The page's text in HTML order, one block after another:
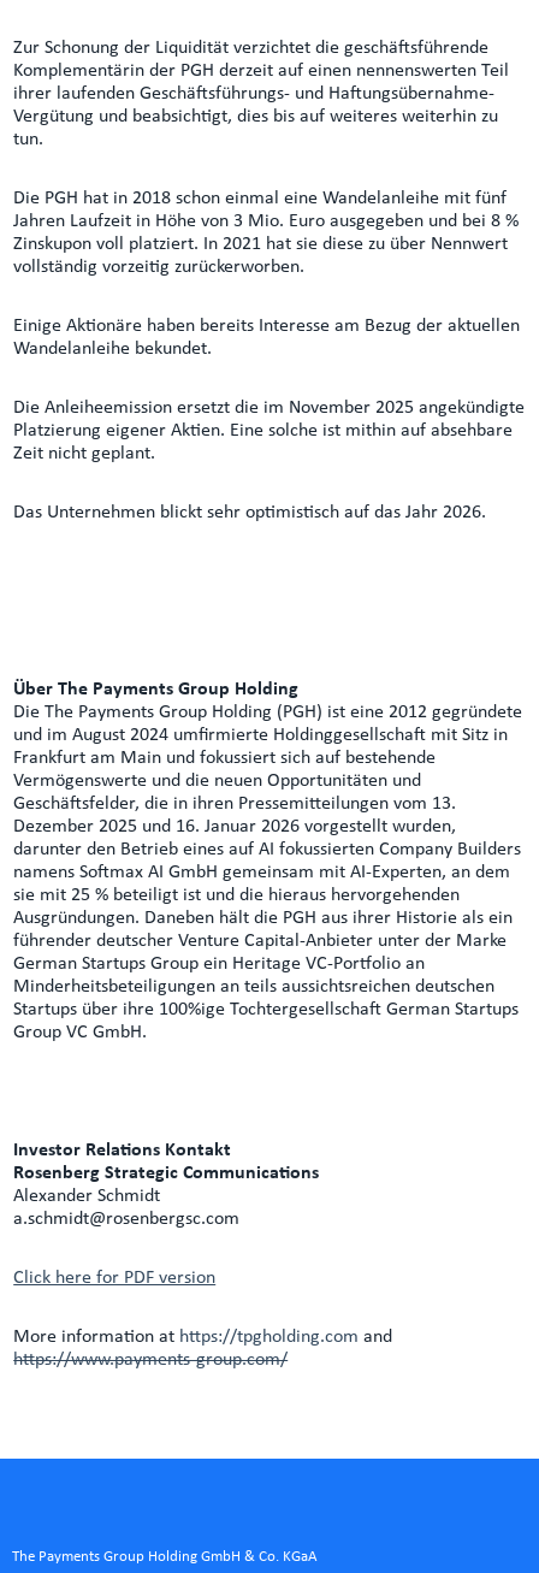
Zur Schonung der Liquidität verzichtet die geschäftsführende
Komplementärin der PGH derzeit auf einen nennenswerten Teil
ihrer laufenden Geschäftsführungs- und Haftungsübernahme-
Vergütung und beabsichtigt, dies bis auf weiteres weiterhin zu
tun.
Die PGH hat in 2018 schon einmal eine Wandelanleihe mit fünf
Jahren Laufzeit in Höhe von 3 Mio. Euro ausgegeben und bei 8 %
Zinskupon voll platziert. In 2021 hat sie diese zu über Nennwert
vollständig vorzeitig zurückerworben.
Einige Aktionäre haben bereits Interesse am Bezug der aktuellen
Wandelanleihe bekundet.
Die Anleiheemission ersetzt die im November 2025 angekündigte
Platzierung eigener Aktien. Eine solche ist mithin auf absehbare
Zeit nicht geplant.
Das Unternehmen blickt sehr optimistisch auf das Jahr 2026.
Über The Payments Group Holding
Die The Payments Group Holding (PGH) ist eine 2012 gegründete
und im August 2024 umfirmierte Holdinggesellschaft mit Sitz in
Frankfurt am Main und fokussiert sich auf bestehende
Vermögenswerte und die neuen Opportunitäten und
Geschäftsfelder, die in ihren Pressemitteilungen vom 13.
Dezember 2025 und 16. Januar 2026 vorgestellt wurden,
darunter den Betrieb eines auf AI fokussierten Company Builders
namens Softmax AI GmbH gemeinsam mit AI-Experten, an dem
sie mit 25 % beteiligt ist und die hieraus hervorgehenden
Ausgründungen. Daneben hält die PGH aus ihrer Historie als ein
führender deutscher Venture Capital-Anbieter unter der Marke
German Startups Group ein Heritage VC-Portfolio an
Minderheitsbeteiligungen an teils aussichtsreichen deutschen
Startups über ihre 100%ige Tochtergesellschaft German Startups
Group VC GmbH.
Investor Relations Kontakt
Rosenberg Strategic Communications
Alexander Schmidt
a.schmidt@rosenbergsc.com
Click here for PDF version
More information at https://tpgholding.com and
https://www.payments-group.com/
The Payments Group Holding GmbH & Co. KGaA